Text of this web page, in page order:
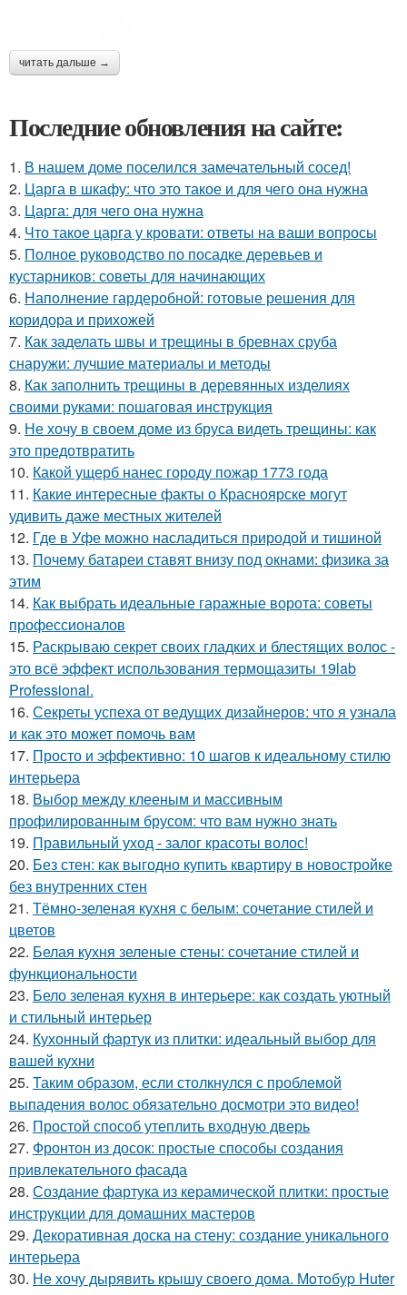
читать дальше →
Последние обновления на сайте:
1. В нашем доме поселился замечательный сосед!
2. Царга в шкафу: что это такое и для чего она нужна
3. Царга: для чего она нужна
4. Что такое царга у кровати: ответы на ваши вопросы
5. Полное руководство по посадке деревьев и
кустарников: советы для начинающих
6. Наполнение гардеробной: готовые решения для
коридора и прихожей
7. Как заделать швы и трещины в бревнах сруба
снаружи: лучшие материалы и методы
8. Как заполнить трещины в деревянных изделиях
своими руками: пошаговая инструкция
9. Не хочу в своем доме из бруса видеть трещины: как
это предотвратить
10. Какой ущерб нанес городу пожар 1773 года
11. Какие интересные факты о Красноярске могут
удивить даже местных жителей
12. Где в Уфе можно насладиться природой и тишиной
13. Почему батареи ставят внизу под окнами: физика за
этим
14. Как выбрать идеальные гаражные ворота: советы
профессионалов
15. Раскрываю секрет своих гладких и блестящих волос -
это всё эффект использования термощазиты 19lab
Professional.
16. Секреты успеха от ведущих дизайнеров: что я узнала
и как это может помочь вам
17. Просто и эффективно: 10 шагов к идеальному стилю
интерьера
18. Выбор между клееным и массивным
профилированным брусом: что вам нужно знать
19. Правильный уход - залог красоты волос!
20. Без стен: как выгодно купить квартиру в новостройке
без внутренних стен
21. Тёмно-зеленая кухня с белым: сочетание стилей и
цветов
22. Белая кухня зеленые стены: сочетание стилей и
функциональности
23. Бело зеленая кухня в интерьере: как создать уютный
и стильный интерьер
24. Кухонный фартук из плитки: идеальный выбор для
вашей кухни
25. Таким образом, если столкнулся с проблемой
выпадения волос обязательно досмотри это видео!
26. Простой способ утеплить входную дверь
27. Фронтон из досок: простые способы создания
привлекательного фасада
28. Создание фартука из керамической плитки: простые
инструкции для домашних мастеров
29. Декоративная доска на стену: создание уникального
интерьера
30. Не хочу дырявить крышу своего дома. Мoтoбуp Huter